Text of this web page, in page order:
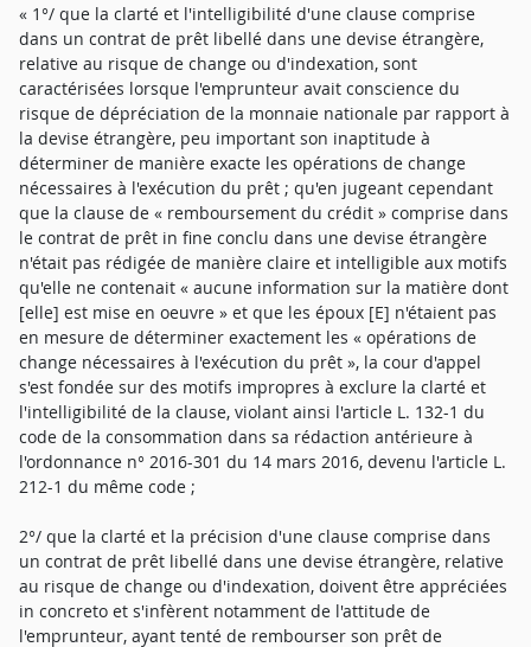
« 1°/ que la clarté et l'intelligibilité d'une clause comprise
dans un contrat de prêt libellé dans une devise étrangère,
relative au risque de change ou d'indexation, sont
caractérisées lorsque l'emprunteur avait conscience du
risque de dépréciation de la monnaie nationale par rapport à
la devise étrangère, peu important son inaptitude à
déterminer de manière exacte les opérations de change
nécessaires à l'exécution du prêt ; qu'en jugeant cependant
que la clause de « remboursement du crédit » comprise dans
le contrat de prêt in fine conclu dans une devise étrangère
n'était pas rédigée de manière claire et intelligible aux motifs
qu'elle ne contenait « aucune information sur la matière dont
[elle] est mise en oeuvre » et que les époux [E] n'étaient pas
en mesure de déterminer exactement les « opérations de
change nécessaires à l'exécution du prêt », la cour d'appel
s'est fondée sur des motifs impropres à exclure la clarté et
l'intelligibilité de la clause, violant ainsi l'article L. 132-1 du
code de la consommation dans sa rédaction antérieure à
l'ordonnance n° 2016-301 du 14 mars 2016, devenu l'article L.
212-1 du même code ;
2°/ que la clarté et la précision d'une clause comprise dans
un contrat de prêt libellé dans une devise étrangère, relative
au risque de change ou d'indexation, doivent être appréciées
in concreto et s'infèrent notamment de l'attitude de
l'emprunteur, ayant tenté de rembourser son prêt de